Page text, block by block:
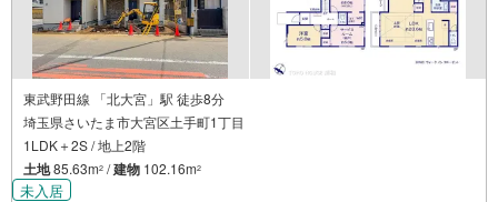
東武野田線 「北大宮」駅 徒歩8分
埼玉県さいたま市大宮区土手町1丁目
1LDK＋2S / 地上2階
土地85.63m2 /建物 102.16m2
未入居